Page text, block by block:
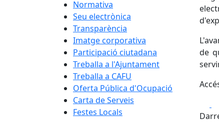
Normativa
Seu electrònica
Transparència
Imatge corporativa
Participació ciutadana
Treballa a l'Ajuntament
Treballa a CAFU
Oferta Pública d'Ocupació
Carta de Serveis
Festes Locals
de